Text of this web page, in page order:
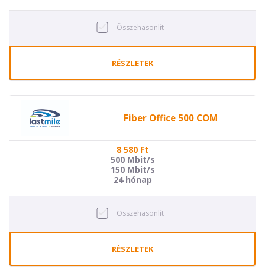
Összehasonlít
RÉSZLETEK
Fiber Office 500 COM
8 580 Ft
500 Mbit/s
150 Mbit/s
24 hónap
Összehasonlít
RÉSZLETEK